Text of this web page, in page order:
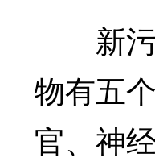
新污
物有五
官、神